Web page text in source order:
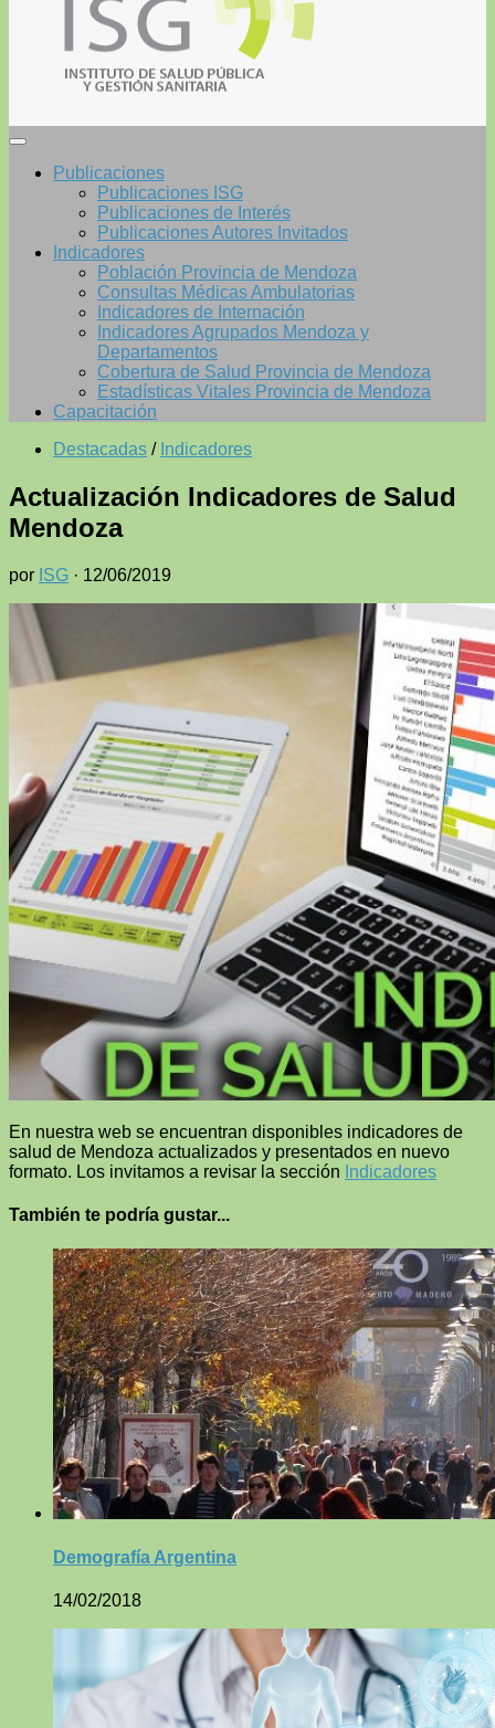
Publicaciones
Publicaciones ISG
Publicaciones de Interés
Publicaciones Autores Invitados
Indicadores
Población Provincia de Mendoza
Consultas Médicas Ambulatorias
Indicadores de Internación
Indicadores Agrupados Mendoza y
Departamentos
Cobertura de Salud Provincia de Mendoza
Estadísticas Vitales Provincia de Mendoza
Capacitación
Destacadas / Indicadores
Actualización Indicadores de Salud
Mendoza
por ISG · 12/06/2019
En nuestra web se encuentran disponibles indicadores de
salud de Mendoza actualizados y presentados en nuevo
formato. Los invitamos a revisar la sección Indicadores
También te podría gustar...
Demografía Argentina
14/02/2018